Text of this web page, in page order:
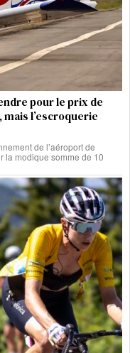
pour le prix de
l’escroquerie
de l’aéroport de
la modique somme de 10